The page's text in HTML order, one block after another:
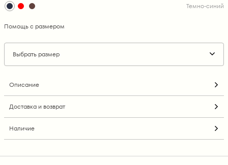
Темно-синий
Помощь с размером
Выбрать размер
Описание
Доставка и возврат
Наличие